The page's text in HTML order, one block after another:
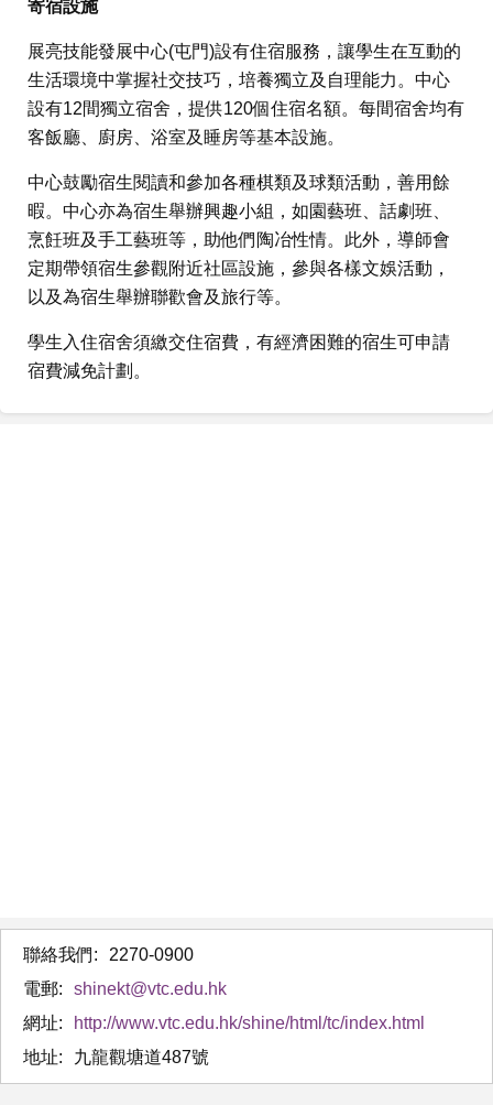
寄宿設施
展亮技能發展中心(屯門)設有住宿服務，讓學生在互動的
生活環境中掌握社交技巧，培養獨立及自理能力。中心
設有12間獨立宿舍，提供120個住宿名額。每間宿舍均有
客飯廳、廚房、浴室及睡房等基本設施。
中心鼓勵宿生閱讀和參加各種棋類及球類活動，善用餘
暇。中心亦為宿生舉辦興趣小組，如園藝班、話劇班、
烹飪班及手工藝班等，助他們陶冶性情。此外，導師會
定期帶領宿生參觀附近社區設施，參與各樣文娛活動，
以及為宿生舉辦聯歡會及旅行等。
學生入住宿舍須繳交住宿費，有經濟困難的宿生可申請
宿費減免計劃。
聯絡我們:
2270-0900
電郵:
shinekt@vtc.edu.hk
網址:
http://www.vtc.edu.hk/shine/html/tc/index.html
地址:
九龍觀塘道487號